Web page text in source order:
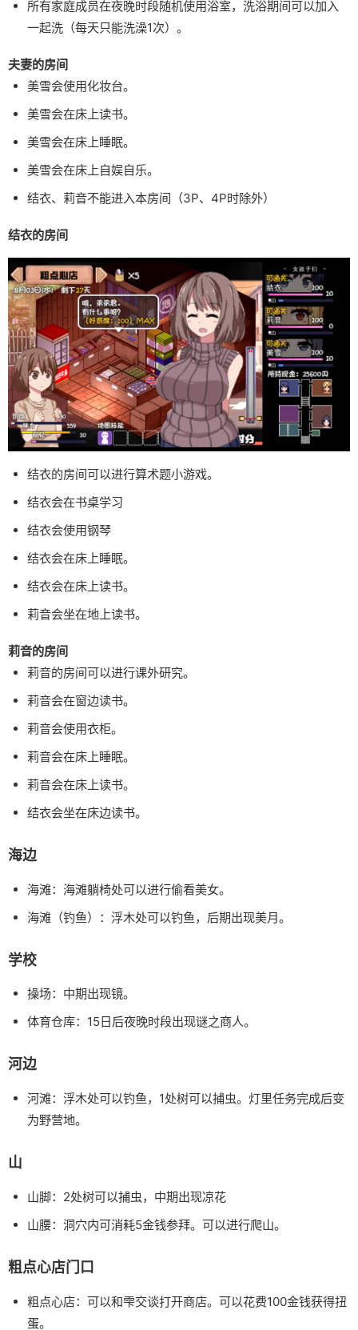
所有家庭成员在夜晚时段随机使用浴室，洗浴期间可以加入
一起洗（每天只能洗澡1次）。
夫妻的房间
美雪会使用化妆台。
美雪会在床上读书。
美雪会在床上睡眠。
美雪会在床上自娱自乐。
结衣、莉音不能进入本房间（3P、4P时除外）
结衣的房间
结衣的房间可以进行算术题小游戏。
结衣会在书桌学习
结衣会使用钢琴
结衣会在床上睡眠。
结衣会在床上读书。
莉音会坐在地上读书。
莉音的房间
莉音的房间可以进行课外研究。
莉音会在窗边读书。
莉音会使用衣柜。
莉音会在床上睡眠。
莉音会在床上读书。
结衣会坐在床边读书。
海边
海滩：海滩躺椅处可以进行偷看美女。
海滩（钓鱼）：浮木处可以钓鱼，后期出现美月。
学校
操场：中期出现镜。
体育仓库：15日后夜晚时段出现谜之商人。
河边
河滩：浮木处可以钓鱼，1处树可以捕虫。灯里任务完成后变
为野营地。
山
山脚：2处树可以捕虫，中期出现凉花
山腰：洞穴内可消耗5金钱参拜。可以进行爬山。
粗点心店门口
粗点心店：可以和雫交谈打开商店。可以花费100金钱获得扭
蛋。